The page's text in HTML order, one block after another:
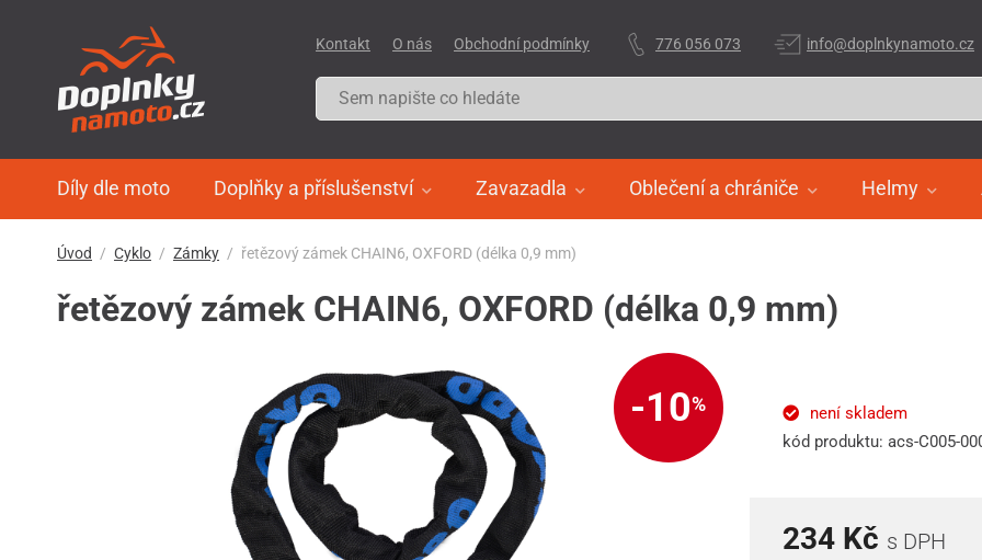
Díly dle moto Doplňky a příslušenství Zavazadla Oblečení a chrániče Helmy
Kontakt O nás Obchodní podmínky 776 056 073 info@doplnkynamoto.cz
Úvod Cyklo Zámky řetězový zámek CHAIN6, OXFORD (délka 0,9 mm)
řetězový zámek CHAIN6, OXFORD (délka 0,9 mm)
-10%
není skladem
kód produktu: acs-C005-
234 Kč s DPH